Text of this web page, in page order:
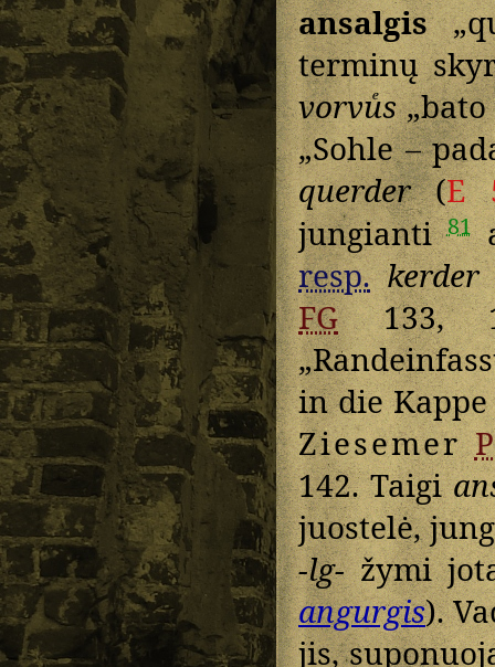
ansalgis
terminų
vorvuͤs„bato
„Sohle –
querder(E
jungianti81
resp. kerder
FG133,
in die
Ziesemer
142. Taigi
juostelė,
-lg-žymi
angurgis).
jis,